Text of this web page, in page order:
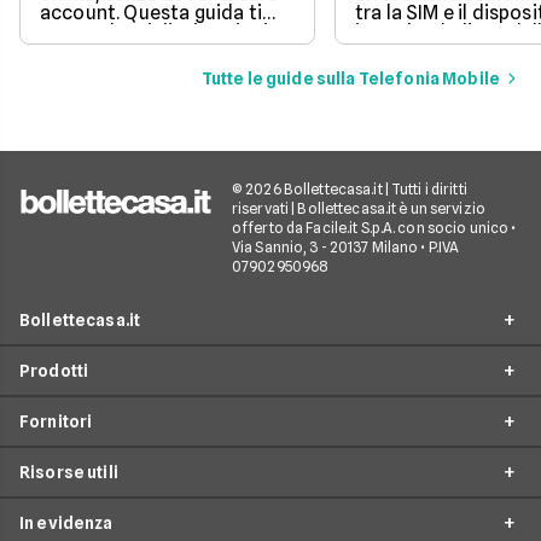
account. Questa guida ti
mostra le migliori opzioni
per inviare messaggi senza
tra la SIM e il
impedendo l'uso
mobile.
Tutte le guide sulla Telefonia Mobile
© 2026 Bollettecasa.it | Tutti i diritti
riservati | Bollettecasa.it è un servizio
offerto da Facile.it S.p.A. con socio unico •
Via Sannio, 3 - 20137 Milano • P.IVA
07902950968
Bollettecasa.it
Contatti
Servizio clienti
Prodotti
Offerte Internet Casa
Offerte Telefonia mobile
Fornitori
Provider Internet
Risorse utili
In evidenza